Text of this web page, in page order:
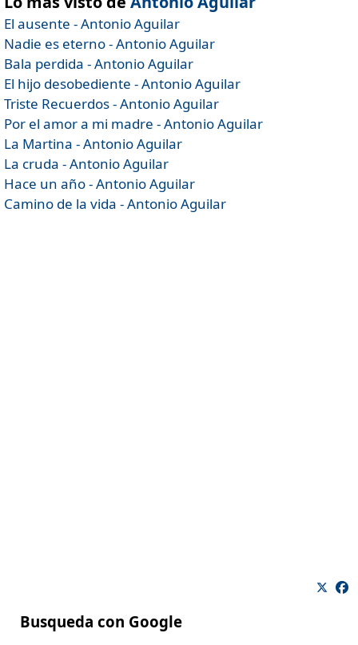
El ausente - Antonio Aguilar
Nadie es eterno - Antonio Aguilar
Bala perdida - Antonio Aguilar
El hijo desobediente - Antonio Aguilar
Triste Recuerdos - Antonio Aguilar
Por el amor a mi madre - Antonio Aguilar
La Martina - Antonio Aguilar
La cruda - Antonio Aguilar
Hace un año - Antonio Aguilar
Camino de la vida - Antonio Aguilar
Busqueda con Google